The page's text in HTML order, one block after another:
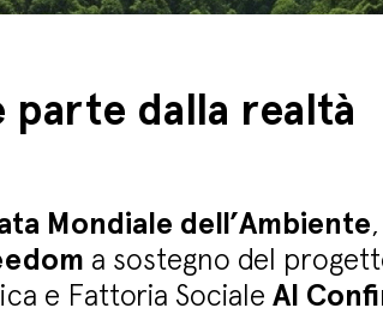
parte dalla realtà
Mondiale dell’Ambiente
a sostegno del
e Fattoria Sociale Al